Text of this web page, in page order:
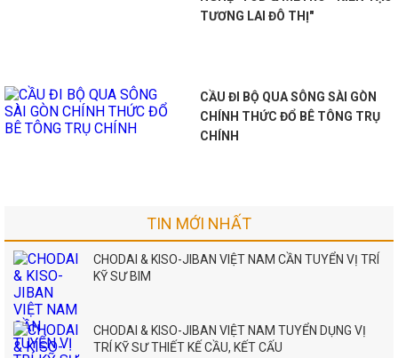
TƯƠNG LAI ĐÔ THỊ"
CẦU ĐI BỘ QUA SÔNG SÀI GÒN
CHÍNH THỨC ĐỔ BÊ TÔNG TRỤ
CHÍNH
TIN MỚI NHẤT
CHODAI & KISO-JIBAN VIỆT NAM CẦN TUYỂN VỊ TRÍ
KỸ SƯ BIM
CHODAI & KISO-JIBAN VIỆT NAM TUYỂN DỤNG VỊ
TRÍ KỸ SƯ THIẾT KẾ CẦU, KẾT CẤU